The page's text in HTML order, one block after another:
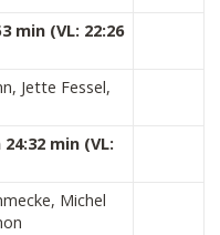
min (VL: 22:26
Jette Fessel,
min (VL:
Michel